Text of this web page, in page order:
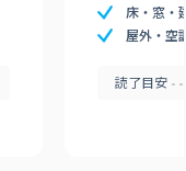
床・窓・
屋外・空
読了目安